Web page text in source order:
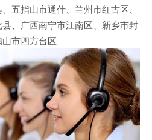
五指山市通什、兰州市红古区、
、广西南宁市江南区、新乡市封
市四方台区